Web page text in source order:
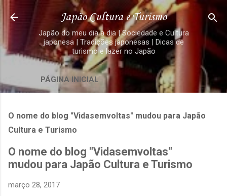
Pular para o conteúdo principal
Japão Cultura e Turismo
Japão do meu dia a dia | Sociedade e Cultura
japonesa | Tradições japonesas | Dicas de
turismo e lazer no Japão
PÁGINA INICIAL
O nome do blog "Vidasemvoltas" mudou para Japão
Cultura e Turismo
O nome do blog "Vidasemvoltas"
mudou para Japão Cultura e Turismo
março 28, 2017